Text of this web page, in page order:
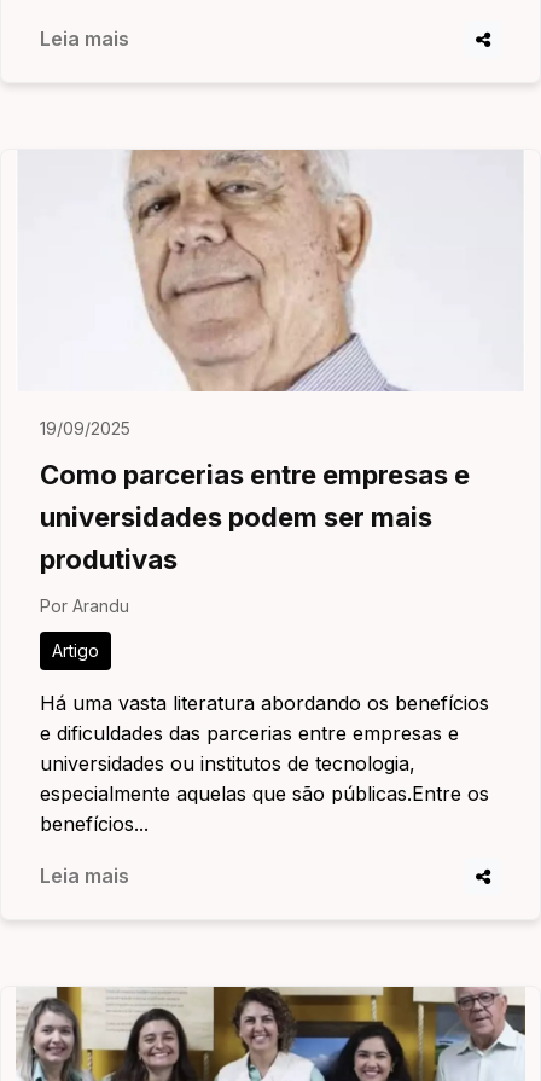
Leia mais
19/09/2025
Como parcerias entre empresas e
universidades podem ser mais
produtivas
Por Arandu
Artigo
Há uma vasta literatura abordando os benefícios
e dificuldades das parcerias entre empresas e
universidades ou institutos de tecnologia,
especialmente aquelas que são públicas.Entre os
benefícios...
Leia mais